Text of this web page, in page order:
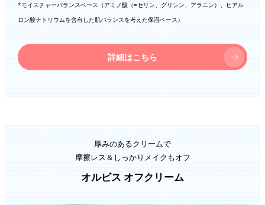
*モイスチャーバランスベース（アミノ酸（=セリン、グリシン、アラニン）、ヒアル
ロン酸ナトリウムを含有した肌バランスを考えた保湿ベース）
詳細はこちら
厚みのあるクリームで
摩擦レス＆しっかりメイクもオフ
オルビス オフクリーム